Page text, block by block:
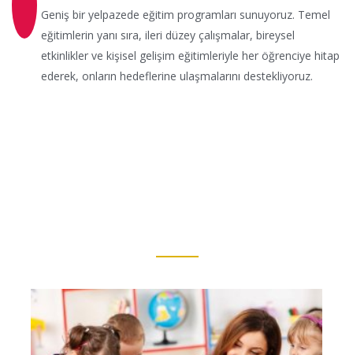
Geniş bir yelpazede eğitim programları sunuyoruz. Temel
eğitimlerin yanı sıra, ileri düzey çalışmalar, bireysel
etkinlikler ve kişisel gelişim eğitimleriyle her öğrenciye hitap
ederek, onların hedeflerine ulaşmalarını destekliyoruz.